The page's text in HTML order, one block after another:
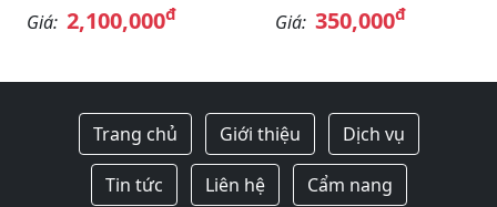
Giá: 2,100,000đ
Giá: 350,000đ
Trang chủ Giới thiệu Dịch vụ
Tin tức Liên hệ Cẩm nang